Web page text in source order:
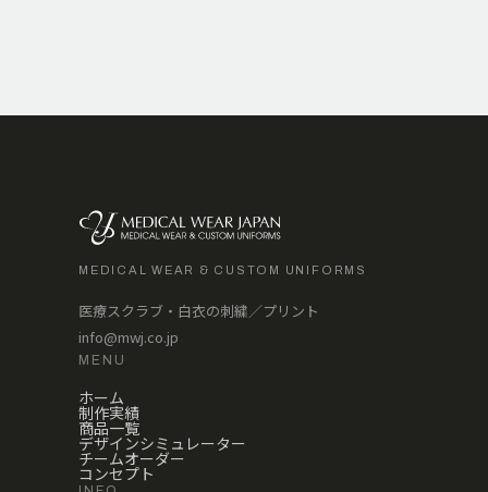
MEDICAL WEAR & CUSTOM UNIFORMS
医療スクラブ・白衣の刺繍／プリント
info@mwj.co.jp
MENU
ホーム
制作実績
商品一覧
デザインシミュレーター
チームオーダー
コンセプト